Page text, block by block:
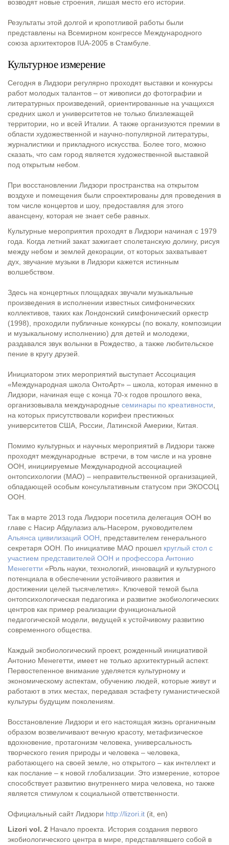
возводят новые строения, лишая место его истории.
Результаты этой долгой и кропотливой работы были
представлены на Всемирном конгрессе Международного
союза архитекторов IUA-2005 в Стамбуле.
Культурное измерение
Сегодня в Лидзори регулярно проходят выставки и конкурсы
работ молодых талантов – от живописи до фотографии и
литературных произведений, ориентированные на учащихся
средних школ и университетов не только близлежащей
территории, но и всей Италии. А также организуются премии в
области художественной и научно-популярной литературы,
журналистики и прикладного искусства. Более того, можно
сказать, что cам город является художественной выставкой
под открытым небом.
При восстановлении Лидзори пространства на открытом
воздухе и помещения были спроектированы для проведения в
том числе концертов и шоу, предоставляя для этого
авансцену, которая не знает себе равных.
Культурные мероприятия проходят в Лидзори начиная с 1979
года. Когда летний закат зажигает сполетанскую долину, рисуя
между небом и землей декорации, от которых захватывает
дух, звучание музыки в Лидзори кажется истинным
волшебством.
Здесь на концертных площадках звучали музыкальные
произведения в исполнении известных симфонических
коллективов, таких как Лондонский симфонический оркестр
(1998), проходили публичные конкурсы (по вокалу, композиции
и музыкальному исполнению) для детей и молодежи,
раздавался звук волынки в Рождество, а также любительское
пение в кругу друзей.
Инициатором этих мероприятий выступает Ассоциация
«Международная школа ОнтоАрт» – школа, которая именно в
Лидзори, начиная еще с конца 70-х годов прошлого века,
организовывала международные семинары по креативности,
на которых присутствовали корифеи престижных
университетов США, России, Латинской Америки, Китая.
Помимо культурных и научных мероприятий в Лидзори также
проходят международные встречи, в том числе и на уровне
ООН, инициируемые Международной ассоциацией
онтопсихологии (МАО) – неправительственной организацией,
обладающей особым консультативным статусом при ЭКОСОЦ
ООН.
Так в марте 2013 года Лидзори посетила делегация ООН во
главе с Насир Абдулазиз аль-Насером, руководителем
Альянса цивилизаций ООН, представителем генерального
секретаря ООН. По инициативе МАО прошел круглый стол с
участием представителей ООН и профессора Антонио
Менегетти «Роль науки, технологий, инноваций и культурного
потенциала в обеспечении устойчивого развития и
достижении целей тысячелетия». Ключевой темой была
онтопсихологическая педагогика и развитие экобиологических
центров как пример реализации функциональной
педагогической модели, ведущей к устойчивому развитию
современного общества.
Каждый экобиологический проект, рожденный инициативой
Антонио Менегетти, имеет не только архитектурный аспект.
Первостепенное внимание уделяется культурному и
экономическому аспектам, обучению людей, которые живут и
работают в этих местах, передавая эстафету гуманистической
культуры будущим поколениям.
Восстановление Лидзори и его настоящая жизнь органичным
образом возвеличивают вечную красоту, метафизическое
вдохновение, протагонизм человека, универсальность
творческого гения природы и человека – человека,
работающего на своей земле, но открытого – как интеллект и
как послание – к новой глобализации. Это измерение, которое
способствует развитию внутреннего мира человека, но также
является стимулом к социальной ответственности.
Официальный сайт Лидзори http://lizori.it (it, en)
Lizori vol. 2 Начало проекта. История создания первого
экобиологического центра в мире, представлявшего собой в